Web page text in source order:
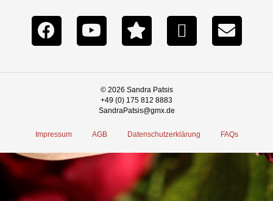
© 2026 Sandra Patsis
+49 (0) 175 812 8883
SandraPatsis@gmx.de
Impressum AGB Datenschutzerklärung FAQs